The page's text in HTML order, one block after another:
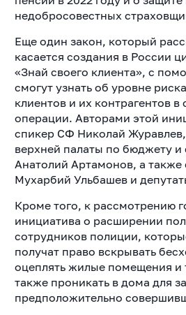
недобросовестных
Еще один закон, который
касается создания в России
«Знай своего клиента», с
смогут узнать об уровне
клиентов и их контрагентов
операции. Авторами этой
спикер СФ Николай Журавлев,
верхней палаты по бюджету
Анатолий Артамонов, а также
Мухарбий Ульбашев и
Кроме того, к рассмотрению
инициатива о расширении
сотрудников полиции,
получат право вскрывать
оцеплять жилые помещения и
также проникать в дома для
предположительно